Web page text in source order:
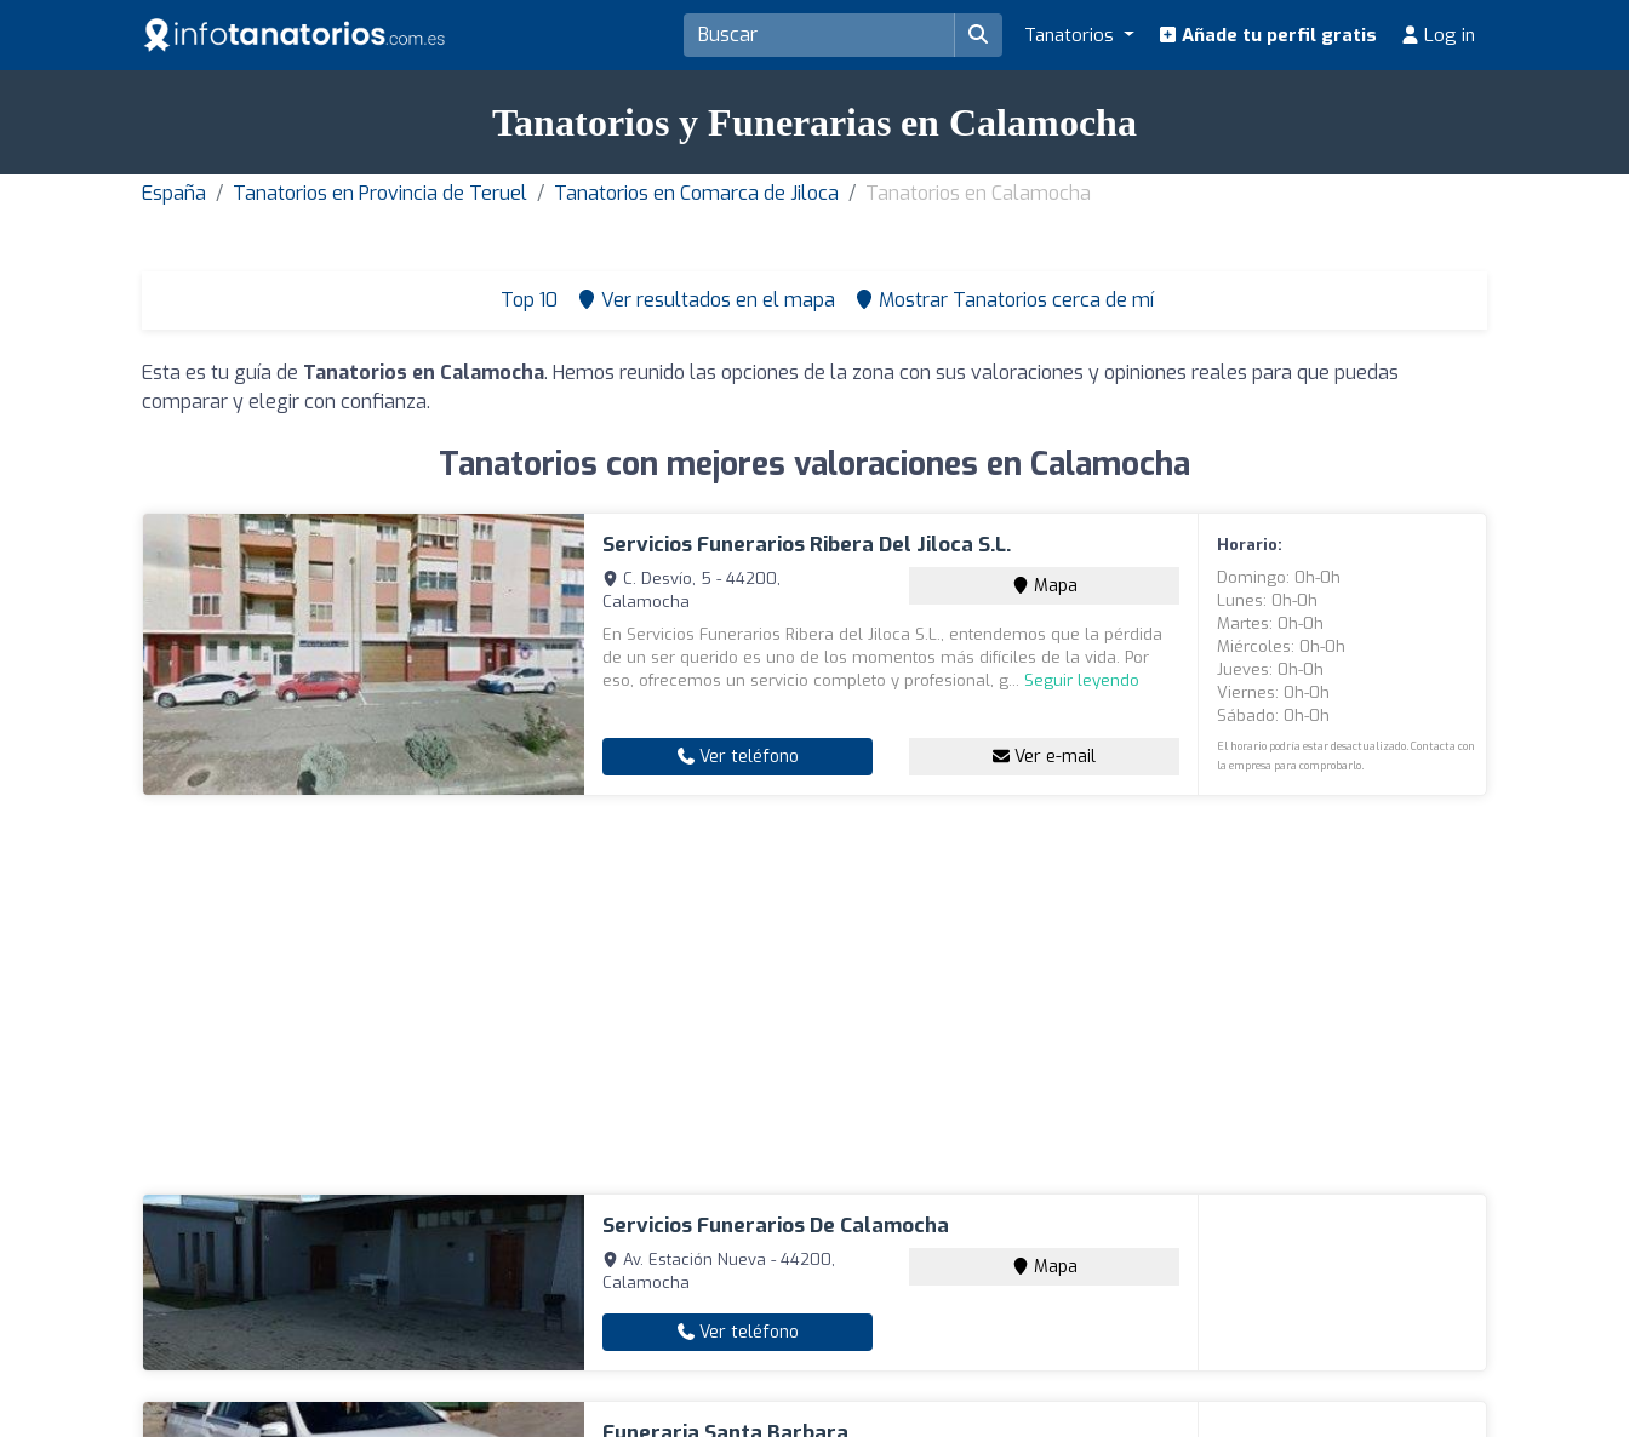
Tanatorios Añade tu perfil gratis Log in
Tanatorios y Funerarias en Calamocha
España Tanatorios en Provincia de Teruel Tanatorios en Comarca de Jiloca Tanatorios en Calamocha
Top 10 Ver resultados en el mapa Mostrar Tanatorios cerca de mí
Esta es tu guía de Tanatorios en Calamocha. Hemos reunido las opciones de la zona con sus valoraciones y opiniones reales para que puedas
comparar y elegir con confianza.
Tanatorios con mejores valoraciones en Calamocha
Servicios Funerarios Ribera Del Jiloca S.L.
C. Desvío, 5 - 44200,
Calamocha
Mapa
En Servicios Funerarios Ribera del Jiloca S.L., entendemos que la pérdida
de un ser querido es uno de los momentos más difíciles de la vida. Por
eso, ofrecemos un servicio completo y profesional, g... Seguir leyendo
Ver teléfono Ver e-mail
Horario:
Domingo: 0h-0h
Lunes: 0h-0h
Martes: 0h-0h
Miércoles: 0h-0h
Jueves: 0h-0h
Viernes: 0h-0h
Sábado: 0h-0h
El horario podría estar desactualizado. Contacta con
la empresa para comprobarlo.
Servicios Funerarios De Calamocha
Av. Estación Nueva - 44200,
Calamocha
Mapa
Ver teléfono